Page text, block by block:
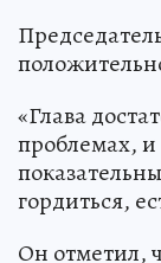
«Глава
проблемах,
гордиться,
Он отметил,